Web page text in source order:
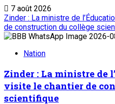
7 août 2026
Zinder : La ministre de
de construction du collège
Nation
Zinder : La ministre de
visite le chantier de
scientifique